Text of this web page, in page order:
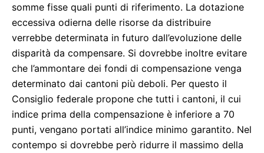
somme fisse quali punti di riferimento. La dotazione
eccessiva odierna delle risorse da distribuire
verrebbe determinata in futuro dall’evoluzione delle
disparità da compensare. Si dovrebbe inoltre evitare
che l’ammontare dei fondi di compensazione venga
determinato dai cantoni più deboli. Per questo il
Consiglio federale propone che tutti i cantoni, il cui
indice prima della compensazione è inferiore a 70
punti, vengano portati all’indice minimo garantito. Nel
contempo si dovrebbe però ridurre il massimo della